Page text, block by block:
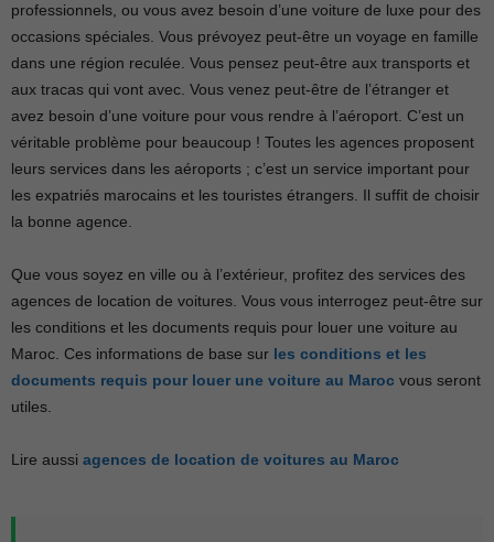
professionnels, ou vous avez besoin d’une voiture de luxe pour des
occasions spéciales. Vous prévoyez peut-être un voyage en famille
dans une région reculée. Vous pensez peut-être aux transports et
aux tracas qui vont avec. Vous venez peut-être de l’étranger et
avez besoin d’une voiture pour vous rendre à l’aéroport. C’est un
véritable problème pour beaucoup ! Toutes les agences proposent
leurs services dans les aéroports ; c’est un service important pour
les expatriés marocains et les touristes étrangers. Il suffit de choisir
la bonne agence.
Que vous soyez en ville ou à l’extérieur, profitez des services des
agences de location de voitures. Vous vous interrogez peut-être sur
les conditions et les documents requis pour louer une voiture au
Maroc. Ces informations de base sur les conditions et les
documents requis pour louer une voiture au Maroc vous seront
utiles.
Lire aussi agences de location de voitures au Maroc